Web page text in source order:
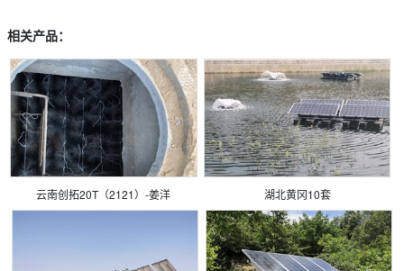
相关产品：
云南创拓20T（2121）-姜洋 湖北黄冈10套